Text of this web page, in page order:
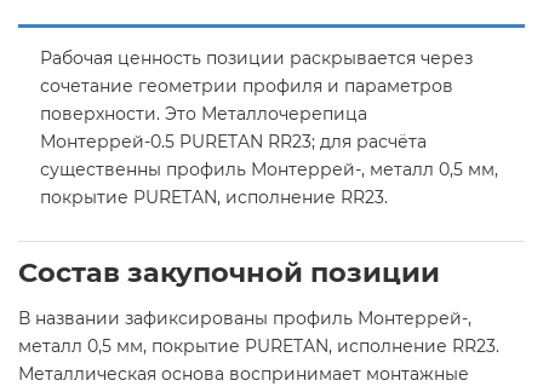
Рабочая ценность позиции раскрывается через
сочетание геометрии профиля и параметров
поверхности. Это Металлочерепица
Монтеррей-0.5 PURETAN RR23; для расчёта
существенны профиль Монтеррей-, металл 0,5 мм,
покрытие PURETAN, исполнение RR23.
Состав закупочной позиции
В названии зафиксированы профиль Монтеррей-,
металл 0,5 мм, покрытие PURETAN, исполнение RR23.
Металлическая основа воспринимает монтажные